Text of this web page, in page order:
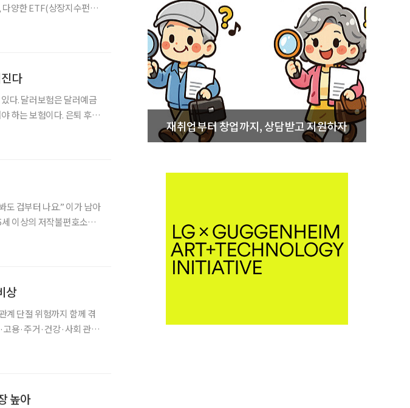
다양한 ETF(상장지수펀
다
다. 달러보험은 달러예금
하는 보험이다. 은퇴 후 소
나요.” 이가 남아
이상의 저작불편호소율
상
계 단절 위험까지 함께 겪
용·주거·건강·사회 관계
높아
재취업부터 창업까지, 상담받고 지원하자